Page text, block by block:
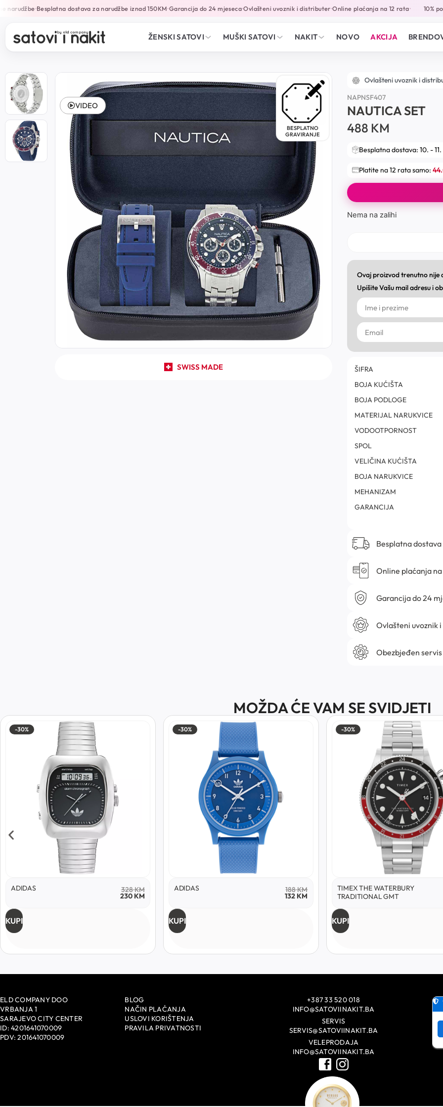
•Besplatna dostava za narudžbe iznad 150KM•Garancija do 24 mjeseca•Ovlašteni uvoznik i distributer•Online plaćanja na 12 rata• 10%
ŽENSKI SATOVI MUŠKI SATOVI NAKIT NOVO AKCIJA
BESPLATNO
GRAVIRANJE
SWISS MADE
VIDEO
Ovlašteni uvoznik i
NAPNSF407
NAUTICA SET
488 KM
Besplatna dostava: 10. -
Platite na 12 rata samo:
Nema na zalihi
Ovaj proizvod trenutno nije
Upišite Vašu mail adresu i
ŠIFRA
BOJA KUĆIŠTA
BOJA PODLOGE
MATERIJAL NARUKVICE
VODOOTPORNOST
SPOL
VELIČINA KUĆIŠTA
BOJA NARUKVICE
MEHANIZAM
GARANCIJA
Besplatna
Online plaćanja na
Garancija do 24
Ovlašteni uvoznik
Obezbjeđen servis
MOŽDA ĆE VAM SE SVIDJETI
-30%
ADIDAS 328KM
230 KM
KUPI
-30%
ADIDAS 188KM
132 KM
KUPI
-30%
TIMEX THE WATERBURY
TRADITIONAL GMT
KUPI
ELD COMPANY DOO
VRBANJA 1
SARAJEVO CITY CENTER
ID: 4201641070009
PDV: 201641070009
BLOG
NAČIN PLAĆANJA
USLOVI KORIŠTENJA
PRAVILA PRIVATNOSTI
+387 33 520 018
INFO@SATOVIINAKIT.BA
SERVIS
SERVIS@SATOVIINAKIT.BA
VELEPRODAJA
INFO@SATOVIINAKIT.BA